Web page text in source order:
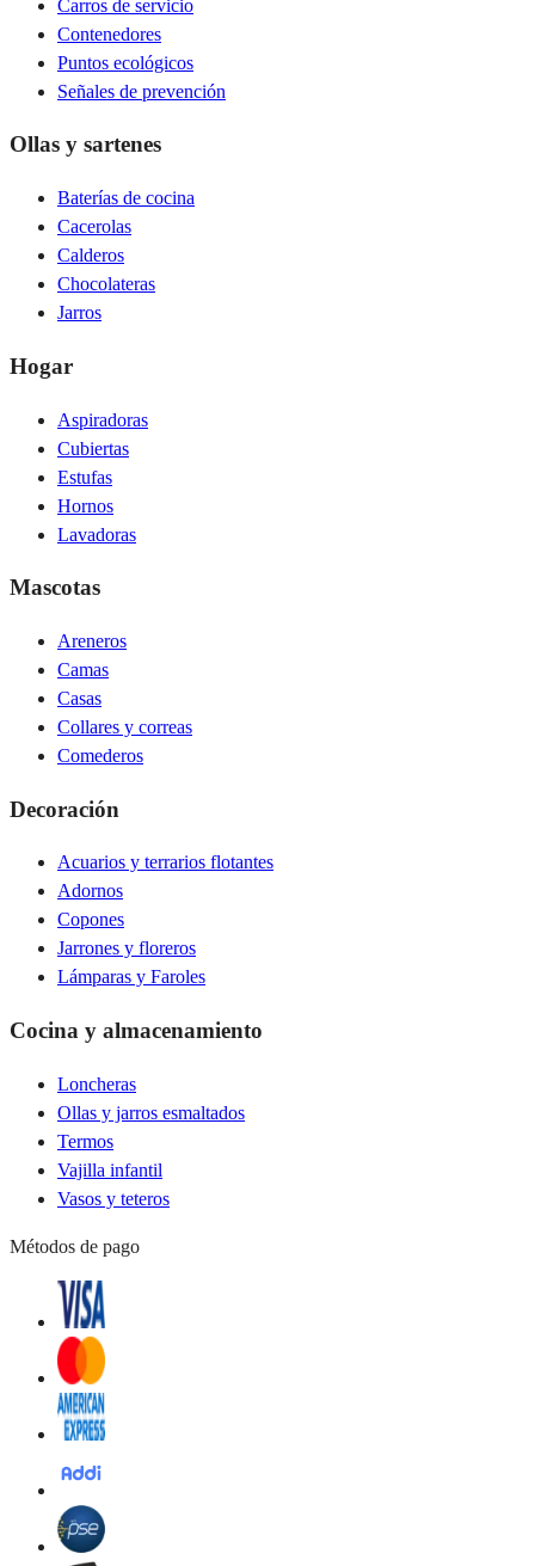
Carros de servicio
Contenedores
Puntos ecológicos
Señales de prevención
Ollas y sartenes
Baterías de cocina
Cacerolas
Calderos
Chocolateras
Jarros
Hogar
Aspiradoras
Cubiertas
Estufas
Hornos
Lavadoras
Mascotas
Areneros
Camas
Casas
Collares y correas
Comederos
Decoración
Acuarios y terrarios flotantes
Adornos
Copones
Jarrones y floreros
Lámparas y Faroles
Cocina y almacenamiento
Loncheras
Ollas y jarros esmaltados
Termos
Vajilla infantil
Vasos y teteros
Métodos de pago